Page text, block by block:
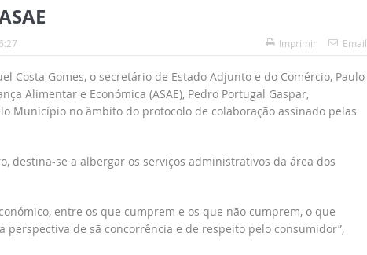
Imprimir Email
Costa Gomes, o secretário de Estado Adjunto e do Comércio, Paulo
Alimentar e Económica (ASAE), Pedro Portugal Gaspar,
Município no âmbito do protocolo de colaboração assinado pelas
destina-se a albergar os serviços administrativos da área dos
entre os que cumprem e os que não cumprem, o que
de sã concorrência e de respeito pelo consumidor”,